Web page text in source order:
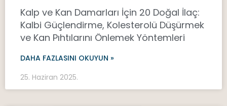
Kalp ve Kan Damarları İçin 20 Doğal İlaç:
Kalbi Güçlendirme, Kolesterolü Düşürmek
ve Kan Pıhtılarını Önlemek Yöntemleri
DAHA FAZLASINI OKUYUN »
25. Haziran 2025.